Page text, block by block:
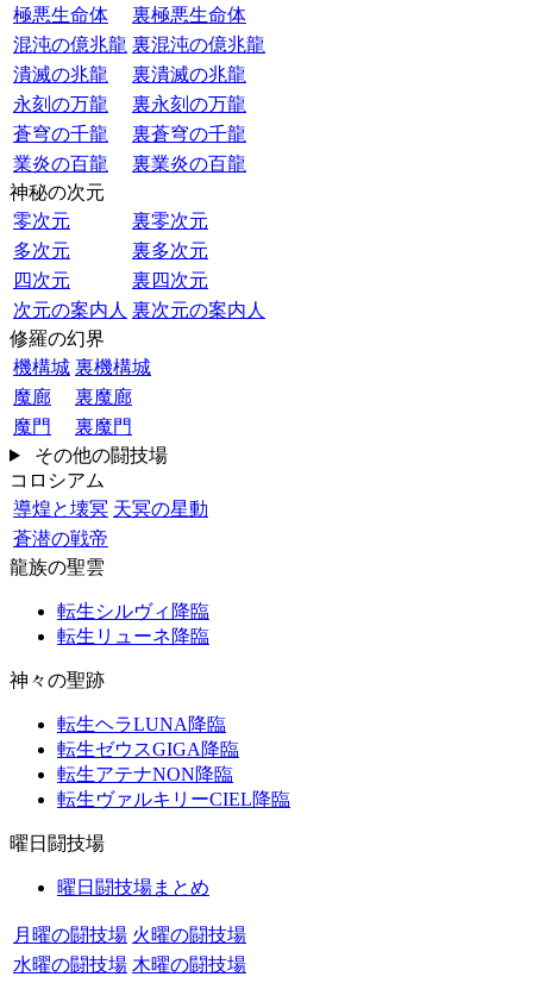
極悪生命体
裏極悪生命体
混沌の億兆龍 裏混沌の億兆龍
潰滅の兆龍
裏潰滅の兆龍
永刻の万龍
裏永刻の万龍
蒼穹の千龍
裏蒼穹の千龍
業炎の百龍
裏業炎の百龍
神秘の次元
零次元
裏零次元
多次元
裏多次元
四次元
裏四次元
次元の案内人 裏次元の案内人
修羅の幻界
機構城 裏機構城
魔廊
裏魔廊
魔門
裏魔門
その他の闘技場
コロシアム
導煌と壊冥 天冥の星動
蒼潜の戦帝
龍族の聖雲
転生シルヴィ降臨
転生リューネ降臨
神々の聖跡
転生ヘラLUNA降臨
転生ゼウスGIGA降臨
転生アテナNON降臨
転生ヴァルキリーCIEL降臨
曜日闘技場
曜日闘技場まとめ
月曜の闘技場 火曜の闘技場
水曜の闘技場 木曜の闘技場